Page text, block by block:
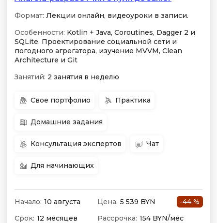
Формат: Лекции онлайн, видеоуроки в записи.
Особенности: Kotlin + Java, Coroutines, Dagger 2 и
SQLite. Проектирование социальной сети и
погодного агрегатора, изучение MVVM, Clean
Architecture и Git
Занятий: 2 занятия в неделю
Свое портфолио Практика
Домашние задания
Консультация экспертов Чат
Для начинающих
Начало: 10 августа Цена: 5 539 BYN
-44 %
Срок: 12 месяцев Рассрочка: 154 BYN/мес